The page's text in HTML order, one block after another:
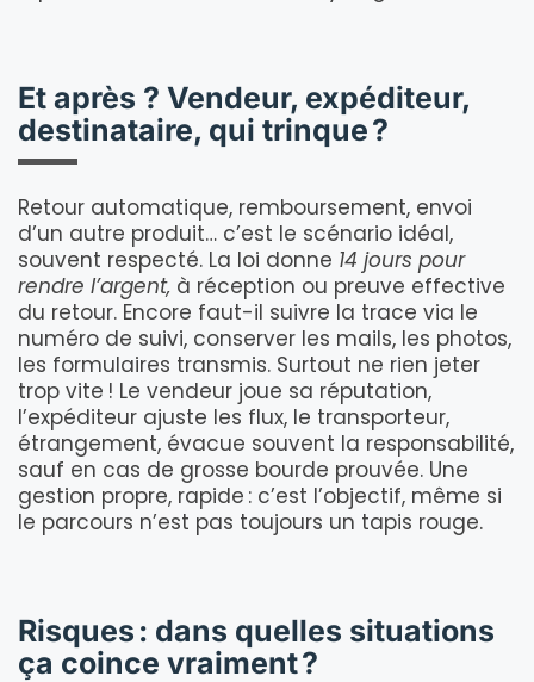
Et après ? Vendeur, expéditeur,
destinataire, qui trinque ?
Retour automatique, remboursement, envoi
d’un autre produit… c’est le scénario idéal,
souvent respecté. La loi donne 14 jours pour
rendre l’argent, à réception ou preuve effective
du retour. Encore faut-il suivre la trace via le
numéro de suivi, conserver les mails, les photos,
les formulaires transmis. Surtout ne rien jeter
trop vite ! Le vendeur joue sa réputation,
l’expéditeur ajuste les flux, le transporteur,
étrangement, évacue souvent la responsabilité,
sauf en cas de grosse bourde prouvée. Une
gestion propre, rapide : c’est l’objectif, même si
le parcours n’est pas toujours un tapis rouge.
Risques : dans quelles situations
ça coince vraiment ?